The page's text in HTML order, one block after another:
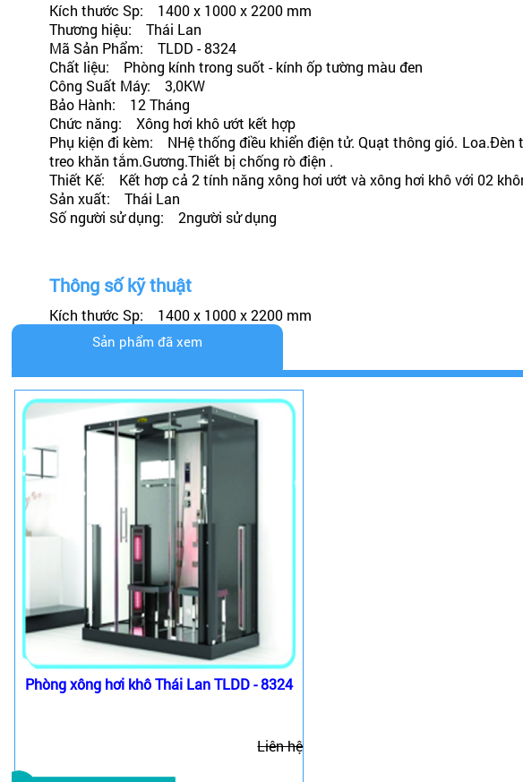
Kích thước Sp: 1400 x 1000 x 2200 mm
Thương hiệu: Thái Lan
Mã Sản Phẩm: TLDD - 8324
Chất liệu: Phòng kính trong suốt - kính ốp tường màu đen
Công Suất Máy: 3,0KW
Bảo Hành: 12 Tháng
Chức năng: Xông hơi khô ướt kết hợp
Phụ kiện đi kèm: NHệ thống điều khiển điện tử. Quạt thông gió.
treo khăn tắm.Gương.Thiết bị chống rò điện .
Thiết Kế: Kết hơp cả 2 tính năng xông hơi ướt và xông hơi khô với 02
Sản xuất: Thái Lan
Số người sử dụng: 2người sử dụng
Thông số kỹ thuật
Kích thước Sp: 1400 x 1000 x 2200 mm
Sản phẩm đã xem
Phòng xông hơi khô Thái Lan TLDD - 8324
Liên hệ